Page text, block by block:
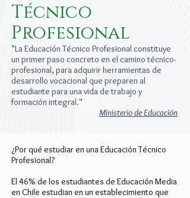
Técnico
Profesional
"La Educación Técnico Profesional constituye
un primer paso concreto en el camino técnico-
profesional, para adquirir herramientas de
desarrollo vocacional que preparen al
estudiante para una vida de trabajo y
formación integral."
Ministerio de Educación
¿Por qué estudiar en una Educación Técnico
Profesional?
El 46% de los estudiantes de Educación Media
en Chile estudian en un establecimiento que